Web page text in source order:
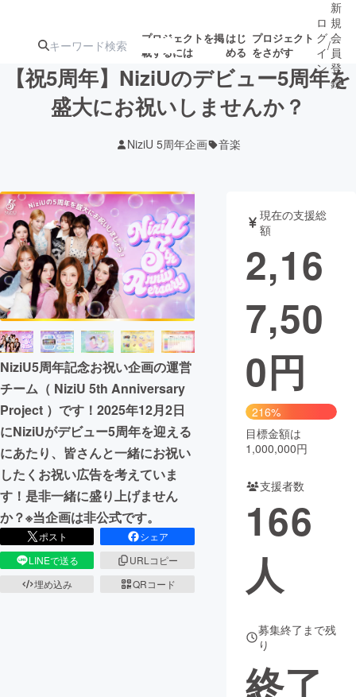
プロジェクトを掲
載するには
はじ
める
プロジェクト
をさがす
ジェクト
募集終了が近いプ
ロジェクト
アート・写真 音楽
テクノロジー・ガジェット ゲーム・サ
映像・映画
ビジネス・起業
まちづくり・地域活性化
CAMPFIRE for Social Good
CAMPFIRE Creation
CAMPFIREふるさと納税machi-ya コミュニティ
ロ
グ
イ
ン
/
新
規
会
員
登
録
【祝5周年】NiziUのデビュー5周年を
盛大にお祝いしませんか？
NiziU 5周年企画 音楽
NiziU5周年記念お祝い企画の運営
チーム（ NiziU 5th Anniversary
Project ）です！2025年12月2日
にNiziUがデビュー5周年を迎える
にあたり、皆さんと一緒にお祝い
したくお祝い広告を考えていま
す！是非一緒に盛り上げません
か？※当企画は非公式です。
ポスト
シェア
LINEで送る
URLコピー
埋め込み
QRコード
現在の支援総
額
2,16
7,50
0円
216%
目標金額は
1,000,000円
支援者数
166
人
募集終了まで残
り
終了